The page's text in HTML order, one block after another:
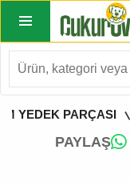
YEDEK PARÇASI
PAYLAŞ